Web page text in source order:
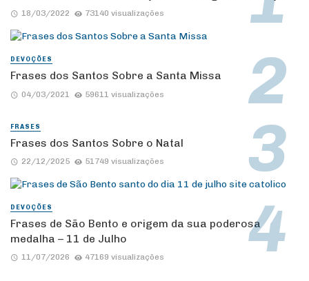
18/03/2022 73140 visualizações
DEVOÇÕES
Frases dos Santos Sobre a Santa Missa
04/03/2021 59611 visualizações
FRASES
Frases dos Santos Sobre o Natal
22/12/2025 51749 visualizações
DEVOÇÕES
Frases de São Bento e origem da sua poderosa
medalha – 11 de Julho
11/07/2026 47169 visualizações